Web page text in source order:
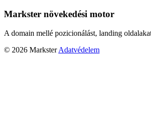
Markster növekedési motor
A domain mellé pozicionálást, landing
© 2026 Markster Adatvédelem